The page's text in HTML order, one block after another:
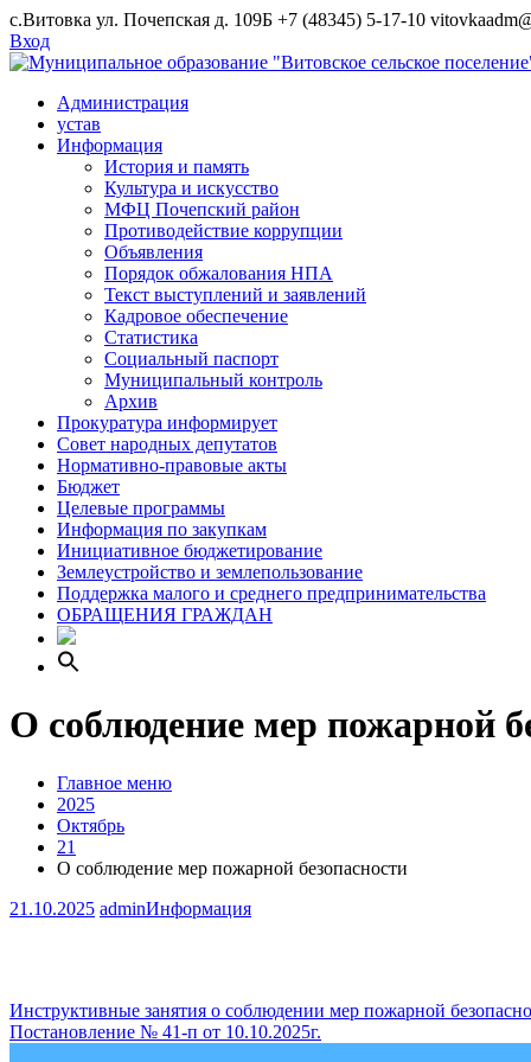
Skip
to
content
с.Витовка ул. Почепская д. 109Б +7 (48345) 5-17-10
Вход
Администрация
устав
Информация
История и память
Культура и искусство
МФЦ Почепский район
Противодействие коррупции
Объявления
Порядок обжалования НПА
Текст выступлений и заявлений
Кадровое обеспечение
Статистика
Социальный паспорт
Муниципальный контроль
Архив
Прокуратура информирует
Совет народных депутатов
Нормативно-правовые акты
Бюджет
Целевые программы
Информация по закупкам
Инициативное бюджетирование
Землеустройство и землепользование
Поддержка малого и среднего предпринимательства
ОБРАЩЕНИЯ ГРАЖДАН
О соблюдение мер пожарной
Главное меню
2025
Октябрь
21
О соблюдение мер пожарной безопасности
21.10.2025 adminИнформация
Навигация
по
Инструктивные занятия о соблюдении мер пожарной
Постановление № 41-п от 10.10.2025г.